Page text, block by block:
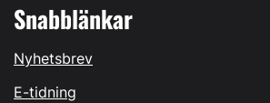
Snabblänkar
Nyhetsbrev
E-tidning